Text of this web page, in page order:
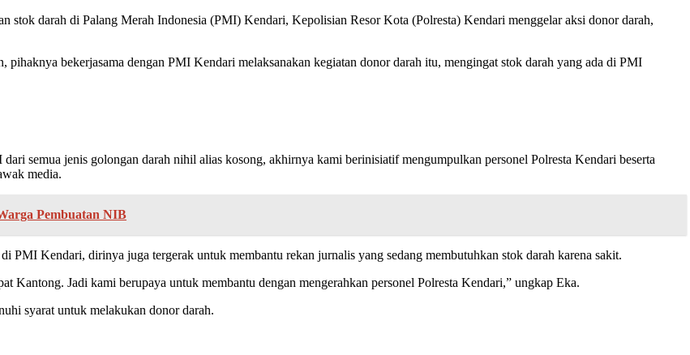
stok darah di Palang Merah Indonesia (PMI) Kendari, Kepolisian Resor Kota (Polresta) Kendari menggelar aksi donor darah,
bekerjasama dengan PMI Kendari melaksanakan kegiatan donor darah itu, mengingat stok darah yang ada di PMI
semua jenis golongan darah nihil alias kosong, akhirnya kami berinisiatif mengumpulkan personel Polresta Kendari beserta
media.
Pembuatan NIB
PMI Kendari, dirinya juga tergerak untuk membantu rekan jurnalis yang sedang membutuhkan stok darah karena sakit.
Kantong. Jadi kami berupaya untuk membantu dengan mengerahkan personel Polresta Kendari,” ungkap Eka.
syarat untuk melakukan donor darah.